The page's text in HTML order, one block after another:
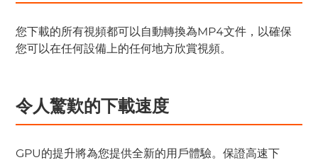
您下載的所有視頻都可以自動轉換為MP4文件，以確保
您可以在任何設備上的任何地方欣賞視頻。
令人驚歎的下載速度
GPU的提升將為您提供全新的用戶體驗。保證高速下